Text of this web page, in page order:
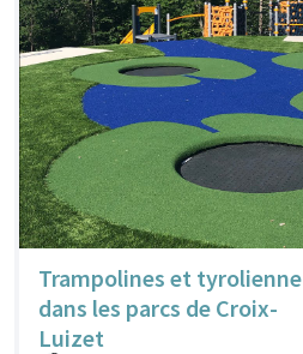
Trampolines et tyrolienne
dans les parcs de Croix-
Luizet